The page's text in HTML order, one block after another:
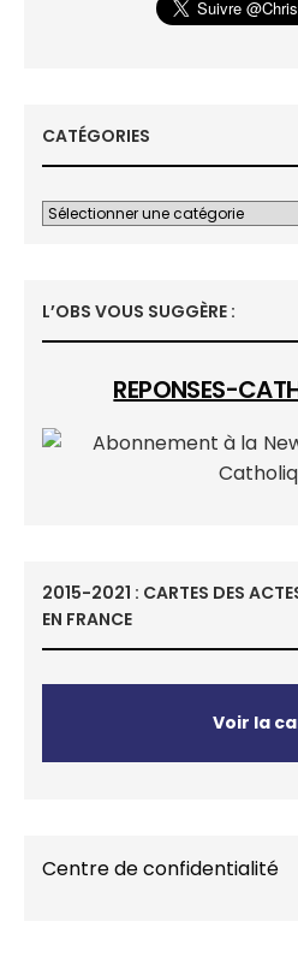
CATÉGORIES
L’OBS VOUS SUGGÈRE :
REPONSES-
2015-2021 : CARTES DES
EN FRANCE
Voir la
Centre de confidentialité